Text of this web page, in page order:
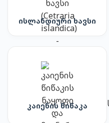
ისლანდიური ხავსი
კაიენის წიწაკა